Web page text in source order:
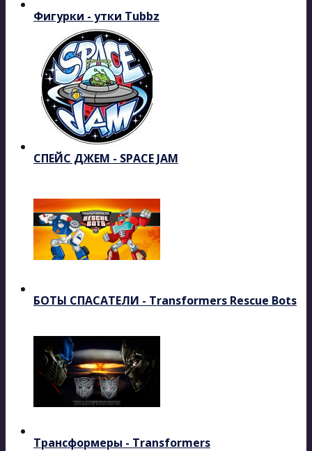
Фигурки - утки Tubbz
СПЕЙС ДЖЕМ - SPACE JAM
БОТЫ СПАСАТЕЛИ - Transformers Rescue Bots
Трансформеры - Transformers